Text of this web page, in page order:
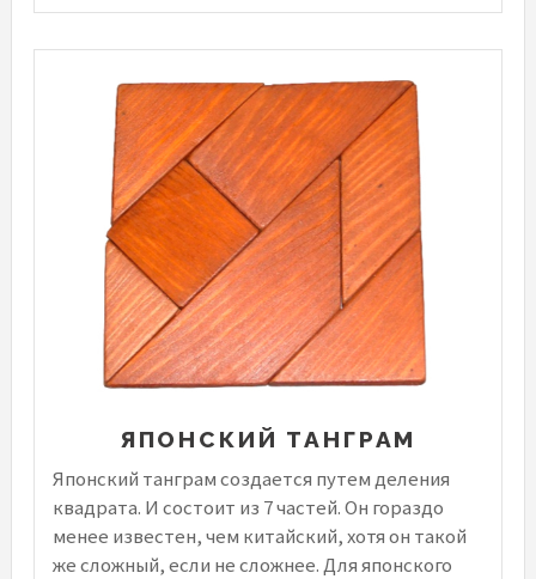
ЯПОНСКИЙ ТАНГРАМ
Японский танграм создается путем деления
квадрата. И состоит из 7 частей. Он гораздо
менее известен, чем китайский, хотя он такой
же сложный, если не сложнее. Для японского